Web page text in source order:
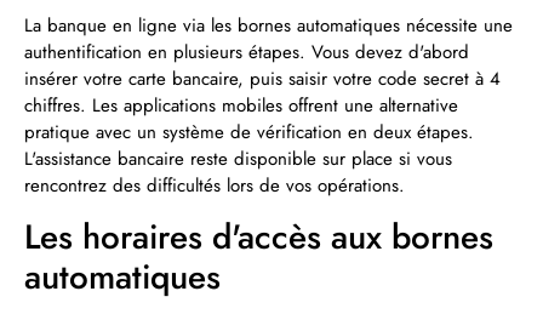
La banque en ligne via les bornes automatiques nécessite une
authentification en plusieurs étapes. Vous devez d'abord
insérer votre carte bancaire, puis saisir votre code secret à 4
chiffres. Les applications mobiles offrent une alternative
pratique avec un système de vérification en deux étapes.
L'assistance bancaire reste disponible sur place si vous
rencontrez des difficultés lors de vos opérations.
Les horaires d'accès aux bornes
automatiques